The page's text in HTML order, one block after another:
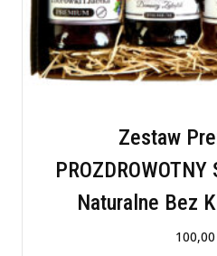
Zestaw
Naturalne Bez
100,00